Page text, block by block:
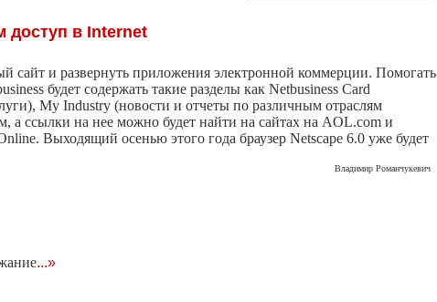
доступ в Internet
сайт и развернуть приложения электронной коммерции. Помогать
будет содержать такие разделы как Netbusiness Card
My Industry (новости и отчеты по различным отраслям
ссылки на нее можно будет найти на сайтах на AOL.com и
Выходящий осенью этого года браузер Netscape 6.0 уже будет
Владимир Романчукевич
...»